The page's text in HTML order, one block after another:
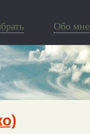
Обо мне